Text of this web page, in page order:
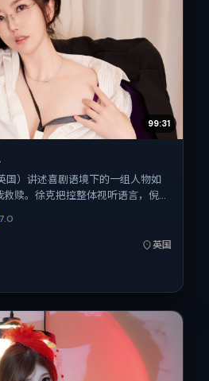
99:31
国）讲述喜剧语境下的一组人物如
赎。徐克把控整体视听语言，倪
2023-06-21 起陆续登陆院线与网
103分钟。
7.0
英国